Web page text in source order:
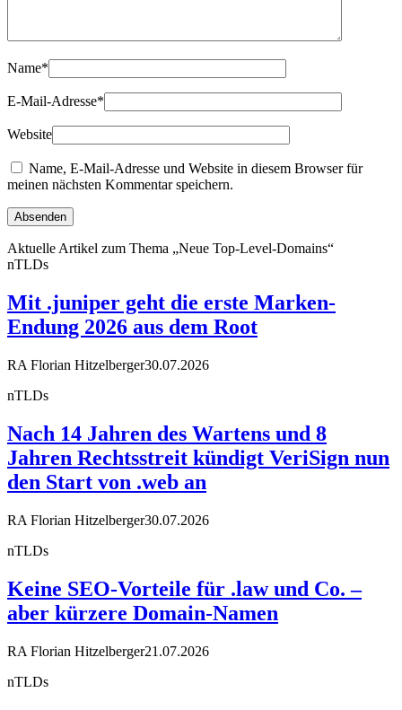
Name*
E-Mail-Adresse*
Website
Name, E-Mail-Adresse und Website in diesem Browser für
meinen nächsten Kommentar speichern.
Aktuelle Artikel zum Thema „Neue Top-Level-Domains“
nTLDs
Mit .juniper geht die erste Marken-
Endung 2026 aus dem Root
RA Florian Hitzelberger30.07.2026
nTLDs
Nach 14 Jahren des Wartens und 8
Jahren Rechtsstreit kündigt VeriSign nun
den Start von .web an
RA Florian Hitzelberger30.07.2026
nTLDs
Keine SEO-Vorteile für .law und Co. –
aber kürzere Domain-Namen
RA Florian Hitzelberger21.07.2026
nTLDs